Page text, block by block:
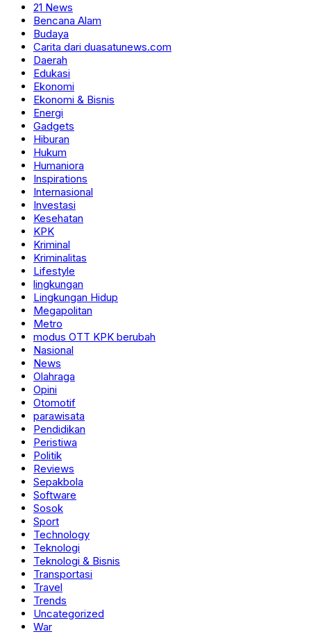
21 News
Bencana Alam
Budaya
Carita dari duasatunews.com
Daerah
Edukasi
Ekonomi
Ekonomi & Bisnis
Energi
Gadgets
Hiburan
Hukum
Humaniora
Inspirations
Internasional
Investasi
Kesehatan
KPK
Kriminal
Kriminalitas
Lifestyle
lingkungan
Lingkungan Hidup
Megapolitan
Metro
modus OTT KPK berubah
Nasional
News
Olahraga
Opini
Otomotif
parawisata
Pendidikan
Peristiwa
Politik
Reviews
Sepakbola
Software
Sosok
Sport
Technology
Teknologi
Teknologi & Bisnis
Transportasi
Travel
Trends
Uncategorized
War